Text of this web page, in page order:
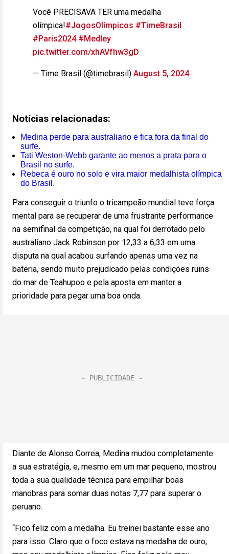
Você PRECISAVA TER uma medalha
olímpica!#JogosOlímpicos #TimeBrasil
#Paris2024 #Medley
pic.twitter.com/xhAVfhw3gD
— Time Brasil (@timebrasil) August 5, 2024
Notícias relacionadas:
Medina perde para australiano e fica fora da final do
surfe.
Tati Weston-Webb garante ao menos a prata para o
Brasil no surfe.
Rebeca é ouro no solo e vira maior medalhista olímpica
do Brasil.
Para conseguir o triunfo o tricampeão mundial teve força
mental para se recuperar de uma frustrante performance
na semifinal da competição, na qual foi derrotado pelo
australiano Jack Robinson por 12,33 a 6,33 em uma
disputa na qual acabou surfando apenas uma vez na
bateria, sendo muito prejudicado pelas condições ruins
do mar de Teahupoo e pela aposta em manter a
prioridade para pegar uma boa onda.
Diante de Alonso Correa, Medina mudou completamente
a sua estratégia, e, mesmo em um mar pequeno, mostrou
toda a sua qualidade técnica para empilhar boas
manobras para somar duas notas 7,77 para superar o
peruano.
“Fico feliz com a medalha. Eu treinei bastante esse ano
para isso. Claro que o foco estava na medalha de ouro,